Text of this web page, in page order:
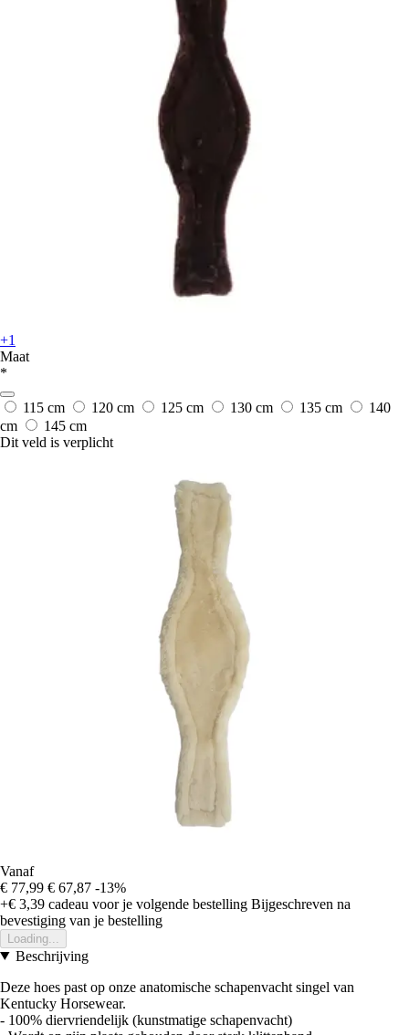
+1
Maat
*
115 cm 120 cm 125 cm 130 cm 135 cm
140
cm
145 cm
Dit veld is verplicht
Vanaf
€ 77,99 € 67,87 -13%
+€ 3,39 cadeau voor je volgende bestelling Bijgeschreven na
bevestiging van je bestelling
Loading...
Beschrijving
Deze hoes past op onze anatomische schapenvacht singel van
Kentucky Horsewear.
- 100% diervriendelijk (kunstmatige schapenvacht)